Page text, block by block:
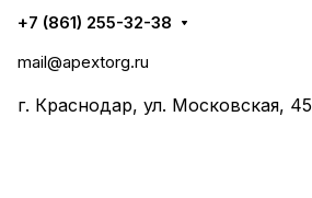
+7 (861) 255-32-38
mail@apextorg.ru
г. Краснодар, ул. Московская, 45